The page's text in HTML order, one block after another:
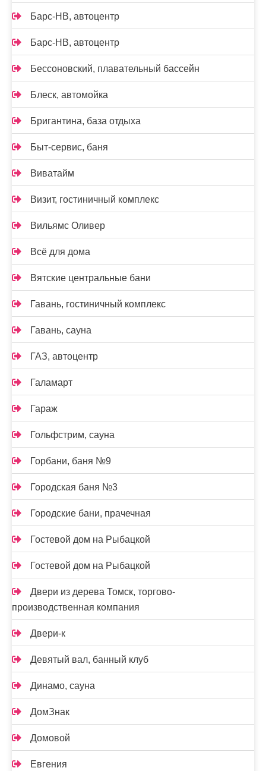
Барс-НВ, автоцентр
Барс-НВ, автоцентр
Бессоновский, плавательный бассейн
Блеск, автомойка
Бригантина, база отдыха
Быт-сервис, баня
Виватайм
Визит, гостиничный комплекс
Вильямс Оливер
Всё для дома
Вятские центральные бани
Гавань, гостиничный комплекс
Гавань, сауна
ГАЗ, автоцентр
Галамарт
Гараж
Гольфстрим, сауна
Горбани, баня №9
Городская баня №3
Городские бани, прачечная
Гостевой дом на Рыбацкой
Гостевой дом на Рыбацкой
Двери из дерева Томск, торгово-
производственная компания
Двери-к
Девятый вал, банный клуб
Динамо, сауна
ДомЗнак
Домовой
Евгения